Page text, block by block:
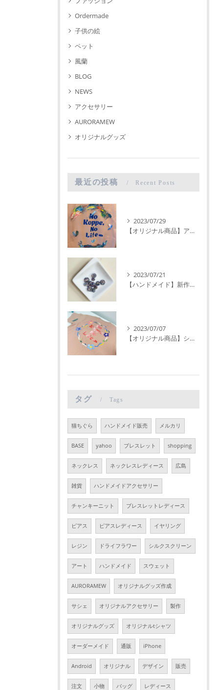
Ordermade
子供の絵
ペット
風蘭
BLOG
NEWS
アクセサリー
AURORAMEW
オリジナルグッズ
最近の投稿 Recent Posts
2023/07/29
【オリジナル商品】アート Tシャツ 手描き 一点物 シルクスクリーン 広島
2023/07/21
【ハンドメイド】新作アクセサリー 制作過程
2023/07/07
【オリジナル商品】シルクスクリーン アート Tシャツ 広島
タグ Tags
猫ちぐら ハンドメイド販売 メルカリ
BASE yahoo ブレスレット shopping
ネックレス ネックレスレディース 広島
雑貨 ハンドメイドアクセサリー
チャンキーニット ブレスレットレディース
ピアス ピアスレディース イヤリング
レジン ドライフラワー シルクスクリーン
アート ハンドメイド スウェット
AURORAMEW オリジナルグッズ作成
サシェ オリジナルアクセサリー 製作
オリジナルグッズ オリジナルtシャツ
オーダーメイド 通販 iPhone
Android オリジナル デザイン 販売
注文 小物 バッグ レディース